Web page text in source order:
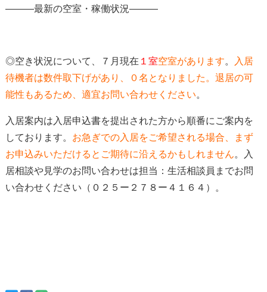
―――最新の空室・稼働状況―――
◎空き状況について、７月現在 １室空室があります。
入居
待機者は数件取下げがあり、０名となりました。 退居の可
能性もあるため、適宜お問い合わせください。
入居案内は入居申込書を提出された方から順番にご案内を
しております。 お急ぎでの入居をご希望される場合、
まず
お申込みいただけると ご期待に沿えるかもしれません。入
居相談や見学のお問い合わせは担当：生活相談員までお問
い合わせください（０２５ー２７８ー４１６４）。